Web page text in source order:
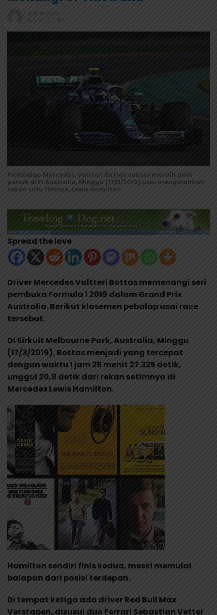
Admin Web
Maret 17, 2019
Pembalap Mercedes, Valtteri Bottas sukses meraih poin
penuh di F1 Australia, Minggu (17/3/2019) usai mengalahkan
rekan satu timnya, Lewis Hamilton
Spread the love
Driver Mercedes Valtteri Bottas memenangi seri
pembuka Formula 1 2019 dalam Grand Prix
Australia. Berikut klasemen pebalap usai race
tersebut.
Di Sirkuit Melbourne Park, Australia, Minggu
(17/3/2019), Bottas menjadi yang tercepat
dengan waktu 1 jam 25 menit 27.325 detik,
unggul 20,8 detik dari rekan setimnya di
Mercedes Lewis Hamilton.
Hamilton sendiri finis kedua, meski memulai
balapan dari posisi terdepan.
Di tempat ketiga ada driver Red Bull Max
Verstapen, disusul duo Ferrari Sebastian Vettel